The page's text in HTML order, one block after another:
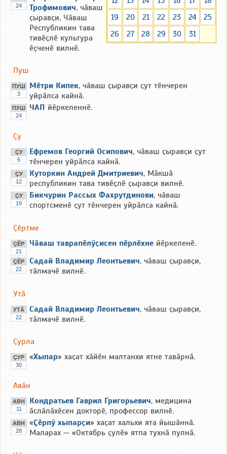
19
20 21 22 23 24
25
26
27 28 29 30 31
24
Трофимович, чӑваш
ҫыравҫи, Чӑваш
Республикин тава
тивӗҫлӗ культура
ӗҫченӗ вилнӗ.
Пуш
ПУШ
3
Мӗтри Кипек, чӑваш ҫыравҫи ҫут тӗнчерен
уйрӑлса кайнӑ.
ПУШ
24
ЧАП йӗркеленнӗ.
Ҫу
ҪУ
5
Ефремов Георгий Осипович, чӑваш ҫыравҫи ҫут
тӗнчерен уйрӑлса кайнӑ.
ҪУ
12
Куторкин Андрей Дмитриевич, Мӑкшӑ
республикин тава тивӗҫлӗ ҫыравҫи вилнӗ.
ҪУ
19
Бикчурин Рассых Фахрутдинови, чӑваш
спортсменӗ ҫут тӗнчерен уйрӑлса кайнӑ.
Ҫӗртме
ҪӖР
21
Чӑваш таврапӗлӳҫисен пӗрлӗхне йӗркеленӗ.
ҪӖР
22
Садай Владимир Леонтьевич, чӑваш ҫыравҫи,
тӑлмачӗ вилнӗ.
Утӑ
УТӐ
22
Садай Владимир Леонтьевич, чӑваш ҫыравҫи,
тӑлмачӗ вилнӗ.
Ҫурла
ҪУР
30
«Хыпар» хаҫат хӑйӗн малтанхи ятне тавӑрнӑ.
Авӑн
АВН
11
Кондратьев Гаврил Григорьевич, медицина
ӑслӑлӑхӗсен докторӗ, профессор вилнӗ.
АВН
28
«Ҫӗрпӳ хыпарҫи» хаҫат хальхи ята йышӑннӑ.
Маларах — «Октябрь ҫулӗ» ятпа тухнӑ пулнӑ.